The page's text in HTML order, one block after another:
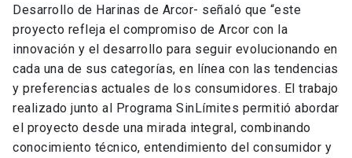
Desarrollo de Harinas de Arcor- señaló que “este
proyecto refleja el compromiso de Arcor con la
innovación y el desarrollo para seguir evolucionando en
cada una de sus categorías, en línea con las tendencias
y preferencias actuales de los consumidores. El trabajo
realizado junto al Programa SinLímites permitió abordar
el proyecto desde una mirada integral, combinando
conocimiento técnico, entendimiento del consumidor y